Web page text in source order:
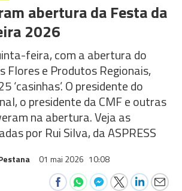
abertura da Festa da
2026
feira, com a abertura do
Flores e Produtos Regionais,
‘casinhas’. O presidente do
o presidente da CMF e outras
na abertura. Veja as
por Rui Silva, da ASPRESS
01 mai 2026 10:08